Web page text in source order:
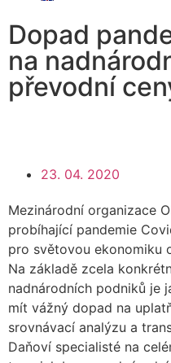
Dopad
na
převodní
23. 04. 2020
Mezinárodní organizace
probíhající pandemie
pro světovou ekonomiku
Na základě zcela
nadnárodních podniků je
mít vážný dopad na
srovnávací analýzu a
Daňoví specialisté na